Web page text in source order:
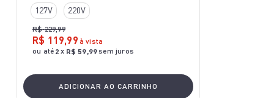
127V 220V
R$ 229,99
R$ 119,99 à vista
ou até 2 x R$ 59,99sem juros
ADICIONAR AO CARRINHO